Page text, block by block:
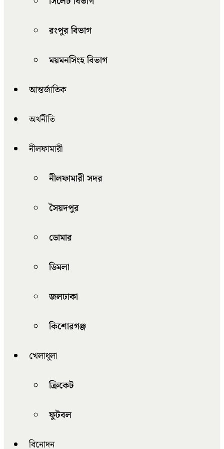
রংপুর বিভাগ
ময়মনসিংহ বিভাগ
আন্তর্জাতিক
অর্থনীতি
নীলফামারী
নীলফামারী সদর
সৈয়দপুর
ডোমার
ডিমলা
জলঢাকা
কিশোরগঞ্জ
খেলাধুলা
ক্রিকেট
ফুটবল
বিনোদন